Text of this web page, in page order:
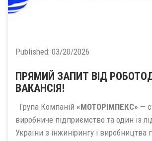
Published: 03/20/2026
ПРЯМИЙ ЗАПИТ ВІД
ВАКАНСІЯ!
Група Компаній «МОТОРІМПЕКС» —
виробниче підприємство та один із
України з інжинірингу і виробництва